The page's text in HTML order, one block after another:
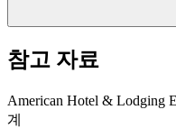
참고 자료
American Hotel & Lodging
계